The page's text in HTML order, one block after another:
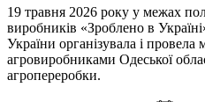
19 травня 2026 року у межах
виробників «Зроблено в
України організувала і провела
агровиробниками Одеської
агропереробки.